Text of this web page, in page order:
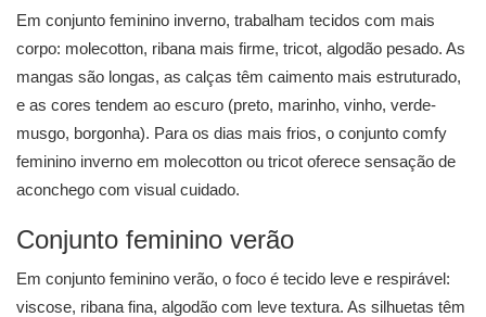
Em conjunto feminino inverno, trabalham tecidos com mais
corpo: molecotton, ribana mais firme, tricot, algodão pesado. As
mangas são longas, as calças têm caimento mais estruturado,
e as cores tendem ao escuro (preto, marinho, vinho, verde-
musgo, borgonha). Para os dias mais frios, o conjunto comfy
feminino inverno em molecotton ou tricot oferece sensação de
aconchego com visual cuidado.
Conjunto feminino verão
Em conjunto feminino verão, o foco é tecido leve e respirável:
viscose, ribana fina, algodão com leve textura. As silhuetas têm